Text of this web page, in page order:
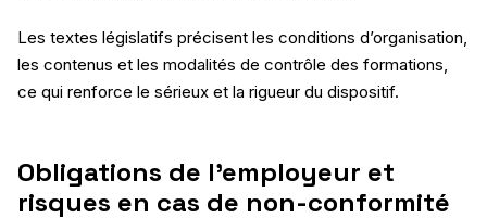
Les textes législatifs précisent les conditions d’organisation,
les contenus et les modalités de contrôle des formations,
ce qui renforce le sérieux et la rigueur du dispositif.
Obligations de l’employeur et
risques en cas de non-conformité